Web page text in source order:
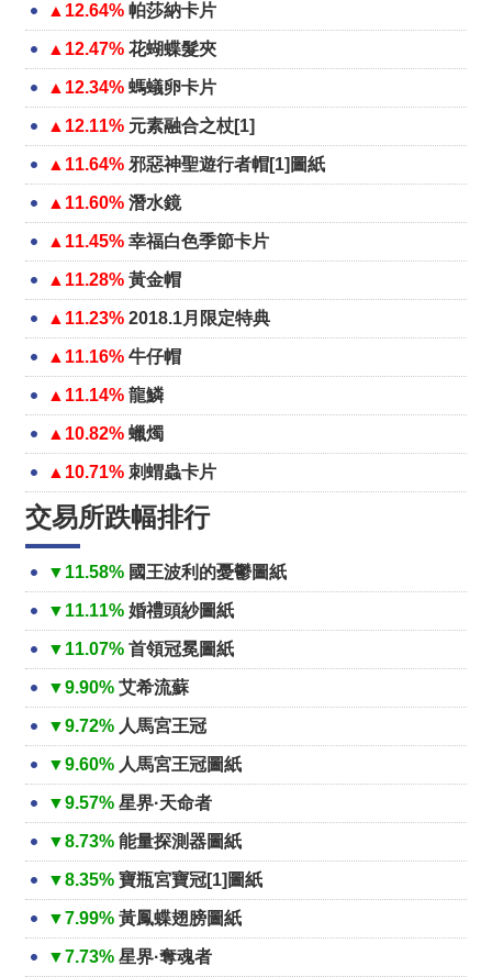
▲12.64% 帕莎納卡片
▲12.47% 花蝴蝶髮夾
▲12.34% 螞蟻卵卡片
▲12.11% 元素融合之杖[1]
▲11.64% 邪惡神聖遊行者帽[1]圖紙
▲11.60% 潛水鏡
▲11.45% 幸福白色季節卡片
▲11.28% 黃金帽
▲11.23% 2018.1月限定特典
▲11.16% 牛仔帽
▲11.14% 龍鱗
▲10.82% 蠟燭
▲10.71% 刺蝟蟲卡片
交易所跌幅排行
▼11.58% 國王波利的憂鬱圖紙
▼11.11% 婚禮頭紗圖紙
▼11.07% 首領冠冕圖紙
▼9.90% 艾希流蘇
▼9.72% 人馬宮王冠
▼9.60% 人馬宮王冠圖紙
▼9.57% 星界·天命者
▼8.73% 能量探測器圖紙
▼8.35% 寶瓶宮寶冠[1]圖紙
▼7.99% 黃鳳蝶翅膀圖紙
▼7.73% 星界·奪魂者